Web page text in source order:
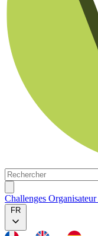
Rechercher
Challenges Organisateur
FR